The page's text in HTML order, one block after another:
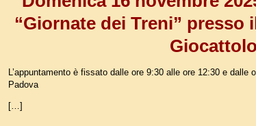
“Giornate dei Treni” presso
Giocattolo
L’appuntamento è fissato dalle ore 9:30 alle ore 12:30 e dalle
Padova
[…]